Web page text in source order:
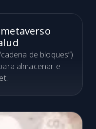
de bloques”)
almacenar e